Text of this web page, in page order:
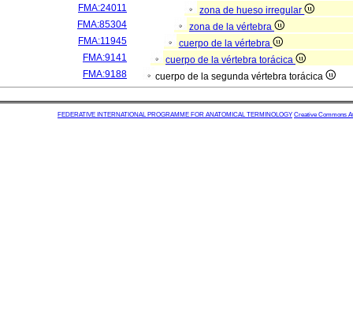
FMA:24011
zona de hueso irregular
FMA:85304
zona de la vértebra
FMA:11945
cuerpo de la vértebra
FMA:9141
cuerpo de la vértebra torácica
FMA:9188
cuerpo de la segunda vértebra torácica
FEDERATIVE INTERNATIONAL PROGRAMME FOR ANATOMICAL TERMINOLOGY Creative Commons